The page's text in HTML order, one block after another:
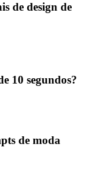
de design de
10 segundos?
de moda